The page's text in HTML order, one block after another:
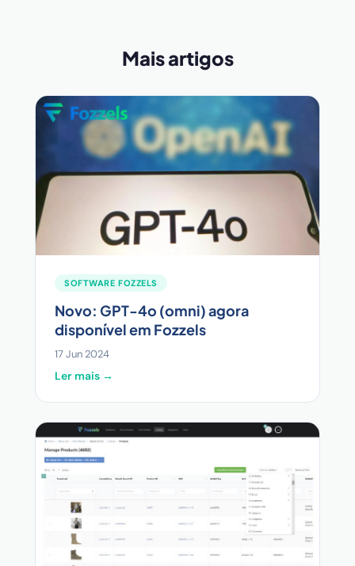
Mais artigos
SOFTWARE FOZZELS
Novo: GPT-4o (omni) agora
disponível em Fozzels
17 Jun 2024
Ler mais →